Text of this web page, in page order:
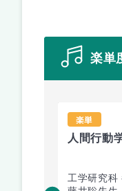
楽単
楽単
人間行動
工学研究科